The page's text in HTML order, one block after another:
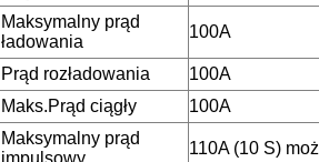
Maksymalny prąd
ładowania
100A
Prąd rozładowania
100A
Maks.Prąd ciągły
100A
Maksymalny prąd
impulsowy
110A (10 S)